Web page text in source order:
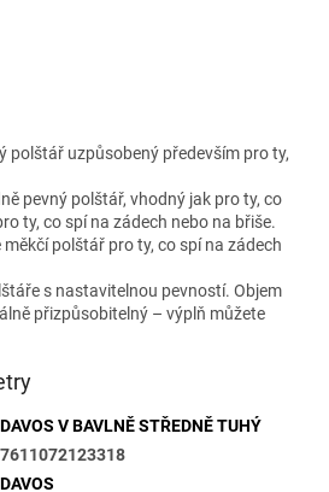
polštář uzpůsobený především pro ty,
pevný polštář, vhodný jak pro ty, co
ty, co spí na zádech nebo na břiše.
měkčí polštář pro ty, co spí na zádech
s nastavitelnou pevností. Objem
přizpůsobitelný – výplň můžete
DAVOS V BAVLNĚ STŘEDNĚ TUHÝ
7611072123318
DAVOS